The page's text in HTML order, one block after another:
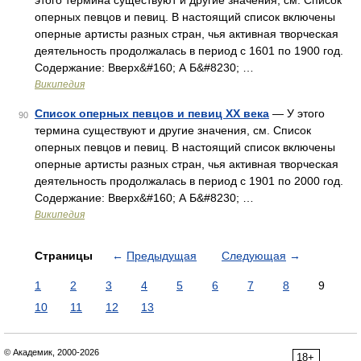
оперных певцов и певиц. В настоящий список включены
оперные артисты разных стран, чья активная творческая
деятельность продолжалась в период с 1601 по 1900 год.
Содержание: Вверх&#160; А Б&#8230; …
Википедия
90 Список оперных певцов и певиц XX века — У этого
термина существуют и другие значения, см. Список
оперных певцов и певиц. В настоящий список включены
оперные артисты разных стран, чья активная творческая
деятельность продолжалась в период с 1901 по 2000 год.
Содержание: Вверх&#160; А Б&#8230; …
Википедия
Страницы ← Предыдущая Следующая →
1 2 3 4 5 6 7 8
9
10
11 12 13
18+
© Академик, 2000-2026